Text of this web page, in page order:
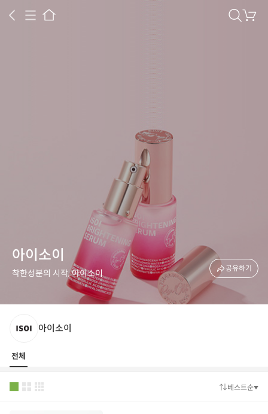
고객센터
아이소이
착한성분의 시작, 아이소이 공유하기
아이소이
전체
정베스트순